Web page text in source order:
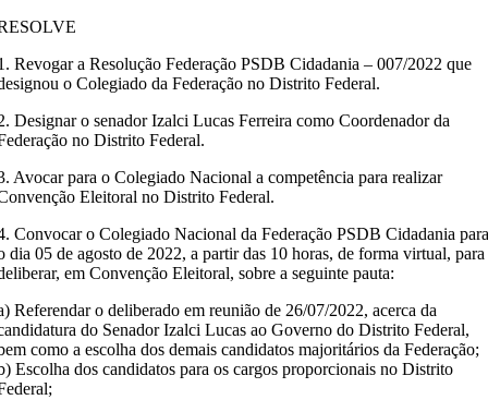
Revogar a Resolução Federação PSDB Cidadania – 007/2022 que
o Colegiado da Federação no Distrito Federal.
Designar o senador Izalci Lucas Ferreira como Coordenador da
no Distrito Federal.
Avocar para o Colegiado Nacional a competência para realizar
Eleitoral no Distrito Federal.
Convocar o Colegiado Nacional da Federação PSDB Cidadania
dia 05 de agosto de 2022, a partir das 10 horas, de forma virtual, para
em Convenção Eleitoral, sobre a seguinte pauta:
Referendar o deliberado em reunião de 26/07/2022, acerca da
do Senador Izalci Lucas ao Governo do Distrito Federal,
como a escolha dos demais candidatos majoritários da Federação;
Escolha dos candidatos para os cargos proporcionais no Distrito